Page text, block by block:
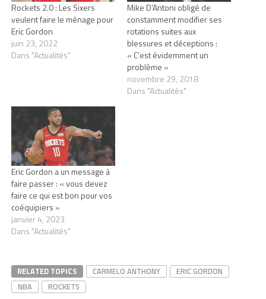
Rockets 2.0 : Les Sixers
veulent faire le ménage pour
Eric Gordon
juin 23, 2022
Dans "Actualités"
Mike D’Antoni obligé de
constamment modifier ses
rotations suites aux
blessures et déceptions :
« C’est évidemment un
problème »
novembre 29, 2018
Dans "Actualités"
Eric Gordon a un message à
faire passer : « vous devez
faire ce qui est bon pour vos
coéquipiers »
janvier 4, 2023
Dans "Actualités"
RELATED TOPICS CARMELO ANTHONY
ERIC GORDON
NBA
ROCKETS